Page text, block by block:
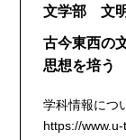
文学部 文
古今東西の
思想を培う
学科情報につ
https://